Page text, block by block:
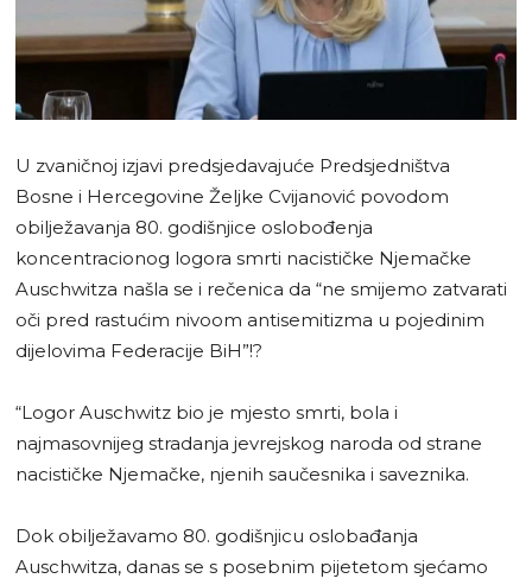
U zvaničnoj izjavi predsjedavajuće Predsjedništva
Bosne i Hercegovine Željke Cvijanović povodom
obilježavanja 80. godišnjice oslobođenja
koncentracionog logora smrti nacističke Njemačke
Auschwitza našla se i rečenica da “ne smijemo zatvarati
oči pred rastućim nivoom antisemitizma u pojedinim
dijelovima Federacije BiH”!?
“Logor Auschwitz bio je mjesto smrti, bola i
najmasovnijeg stradanja jevrejskog naroda od strane
nacističke Njemačke, njenih saučesnika i saveznika.
Dok obilježavamo 80. godišnjicu oslobađanja
Auschwitza, danas se s posebnim pijetetom sjećamo